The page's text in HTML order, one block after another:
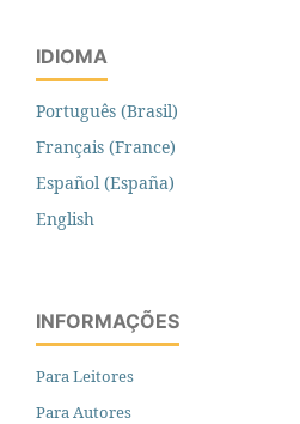
IDIOMA
Português (Brasil)
Français (France)
Español (España)
English
INFORMAÇÕES
Para Leitores
Para Autores